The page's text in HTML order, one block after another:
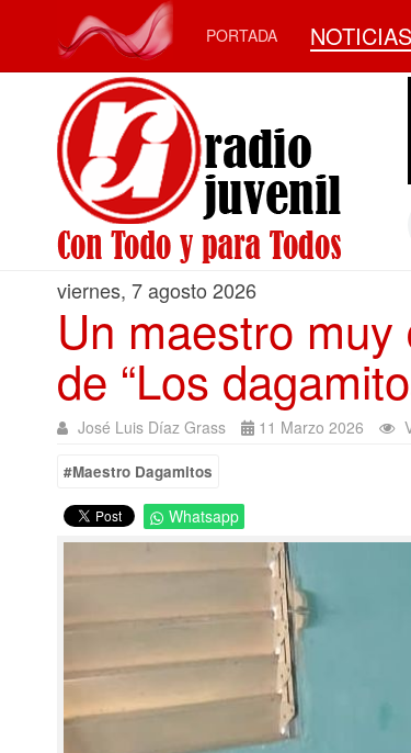
PORTADA NOTICIAS
viernes, 7 agosto 2026
Un maestro
de “Los
José Luis Díaz Grass 11 Marzo 2026
#Maestro Dagamitos
Whatsapp